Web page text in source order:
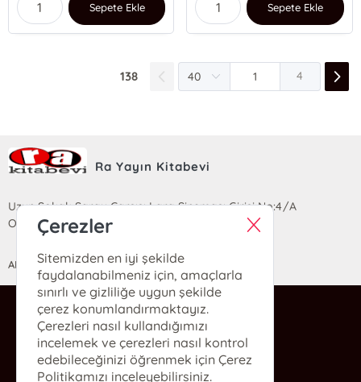
Sepete Ekle Sepete Ekle
138 4
Ra Yayın Kitabevi
Uzun Sokak Saray Çarşısı Lara Sineması Girişi No:4/A
Ortahisar/TRABZON
ANASAYFA YARDIM İLETİŞİM
ra@rakitap.com
0(462) 326 49 71
Çerezler
Sitemizden en iyi şekilde
faydalanabilmeniz için, amaçlarla
sınırlı ve gizliliğe uygun şekilde
çerez konumlandırmaktayız.
Çerezleri nasıl kullandığımızı
incelemek ve çerezleri nasıl kontrol
edebileceğinizi öğrenmek için Çerez
Politikamızı inceleyebilirsiniz.